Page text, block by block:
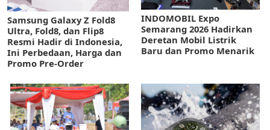
Samsung Galaxy Z Fold8
Ultra, Fold8, dan Flip8
Resmi Hadir di Indonesia,
Ini Perbedaan, Harga dan
Promo Pre-Order
INDOMOBIL Expo
Semarang 2026 Hadirkan
Deretan Mobil Listrik
Baru dan Promo Menarik